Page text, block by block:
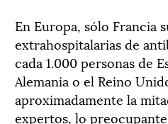
En Europa, sólo Francia
extrahospitalarias de
cada 1.000 personas de
Alemania o el Reino
aproximadamente la
expertos, lo